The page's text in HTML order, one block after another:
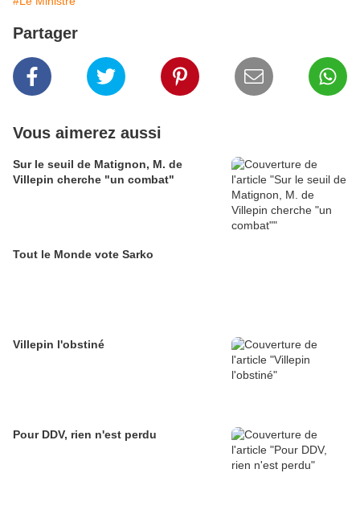
Partager
Vous aimerez aussi
Sur le seuil de Matignon, M. de
Villepin cherche "un combat"
Tout le Monde vote Sarko
Villepin l'obstiné
Pour DDV, rien n'est perdu